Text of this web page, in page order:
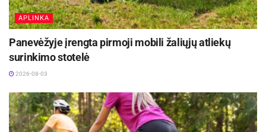
APLINKA
Panevėžyje įrengta pirmoji mobili žaliųjų atliekų
surinkimo stotelė
2026-08-03